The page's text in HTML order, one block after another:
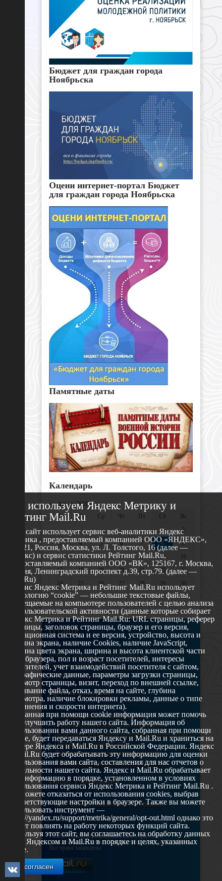
Бюджет для граждан города
Ноябрьска
Оцени интернет-портал Бюджет
для граждан города Ноябрьска
Памятные даты
Календарь
«Август 2026 »
Пн
Вт Ср Чт Пт Сб
Вс
1
2
3
4 5 6 7 8
9
10
11 12 13 14 15
16
17
18 19 20 21 22
23
24
25 26 27 28 29
30
31
О сайте
629802 г. Ноябрьск, ул. Республики, 49
Телефон: +7 (3496) 35-37-49
E-mail: udsm@noyabrsk.yanao.ru
Другие ресурсы
Администрация города Ноябрьска
Департамент образования города Ноябрьска
Департамент молодежной политики и туризма ЯНАО
Окружной молодежный центр
Федеральное агенство по делам молодежи
Туристско-информационный центр Ноябрьска
Наши учреждения
МАУ МП МЦ "Школа Ямолод. Ноябрьск"
©2005 – 2026, Официальный сайт управления
молодежной политики Администрации города Ноябрьск
Все права защищены
Мы используем Яндекс Метрику и
Рейтинг Mail.Ru
Этот сайт использует сервис веб-аналитики Яндекс
Метрика , предоставляемый компанией ООО «ЯНДЕКС»,
119021, Россия, Москва, ул. Л. Толстого, 16 (далее —
Яндекс) и сервис статистики Рейтинг Mail.Ru,
предоставляемый компанией ООО «ВК», 125167, г. Москва,
Россия, Ленинградский проспект д.39, стр.79. (далее —
Mail.Ru)
Сервис Яндекс Метрика и Рейтинг Mail.Ru использует
технологию “cookie” — небольшие текстовые файлы,
размещаемые на компьютере пользователей с целью анализа
их пользовательской активности (данные которые собирает
Яндекс Метрика и Рейтинг Mail.Ru: URL страницы, реферер
страницы, заголовок страницы, браузер и его версия,
операционная система и ее версия, устройство, высота и
ширина экрана, наличие Cookies, наличие JavaScript,
глубина цвета экрана, ширина и высота клиентской части
окна браузера, пол и возраст посетителей, интересы
посетителей, учет взаимодействий посетителя с сайтом,
географические данные, параметры загрузки страницы,
просмотр страницы, визит, переход по внешней ссылке,
cкачивание файла, отказ, время на сайте, глубина
просмотра, наличие блокировки рекламы, данные о типе
соединения и скорости интернета).
Собранная при помощи cookie информация может помочь
нам улучшить работу нашего сайта. Информация об
использовании вами данного сайта, собранная при помощи
cookie, будет передаваться Яндексу и Mail.Ru и храниться на
сервере Яндекса и Mail.Ru в Российской Федерации. Яндекс
и Mail.Ru будет обрабатывать эту информацию для оценки
использования вами сайта, составления для нас отчетов о
деятельности нашего сайта. Яндекс и Mail.Ru обрабатывает
эту информацию в порядке, установленном в условиях
использования сервиса Яндекс Метрика и Рейтинг Mail.Ru .
Вы можете отказаться от использования cookies, выбрав
соответствующие настройки в браузере. Также вы можете
использовать инструмент —
https://yandex.ru/support/metrika/general/opt-out.html однако это
может повлиять на работу некоторых функций сайта.
Используя этот сайт, вы соглашаетесь на обработку данных
о вас Яндексом и Mail.Ru в порядке и целях, указанных
выше.
Я согласен